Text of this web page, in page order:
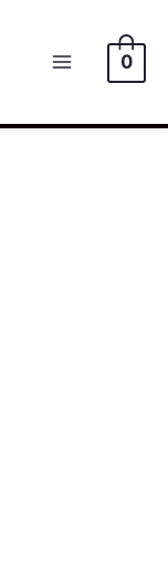
Menú
Principal
0